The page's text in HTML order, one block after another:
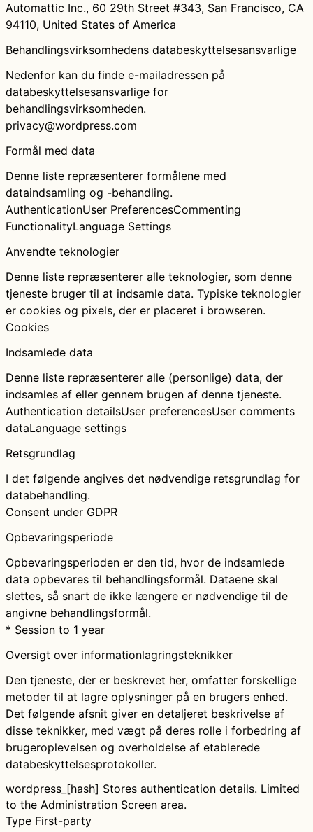
Automattic Inc., 60 29th Street #343, San Francisco, CA
94110, United States of America
Behandlingsvirksomhedens databeskyttelsesansvarlige
Nedenfor kan du finde e-mailadressen på
databeskyttelsesansvarlige for
behandlingsvirksomheden.
privacy@wordpress.com
Formål med data
Denne liste repræsenterer formålene med
dataindsamling og -behandling.
AuthenticationUser PreferencesCommenting
FunctionalityLanguage Settings
Anvendte teknologier
Denne liste repræsenterer alle teknologier, som denne
tjeneste bruger til at indsamle data. Typiske teknologier
er cookies og pixels, der er placeret i browseren.
Cookies
Indsamlede data
Denne liste repræsenterer alle (personlige) data, der
indsamles af eller gennem brugen af denne tjeneste.
Authentication detailsUser preferencesUser comments
dataLanguage settings
Retsgrundlag
I det følgende angives det nødvendige retsgrundlag for
databehandling.
Consent under GDPR
Opbevaringsperiode
Opbevaringsperioden er den tid, hvor de indsamlede
data opbevares til behandlingsformål. Dataene skal
slettes, så snart de ikke længere er nødvendige til de
angivne behandlingsformål.
* Session to 1 year
Oversigt over informationlagringsteknikker
Den tjeneste, der er beskrevet her, omfatter forskellige
metoder til at lagre oplysninger på en brugers enhed.
Det følgende afsnit giver en detaljeret beskrivelse af
disse teknikker, med vægt på deres rolle i forbedring af
brugeroplevelsen og overholdelse af etablerede
databeskyttelsesprotokoller.
wordpress_[hash] Stores authentication details. Limited
to the Administration Screen area.
Type First-party